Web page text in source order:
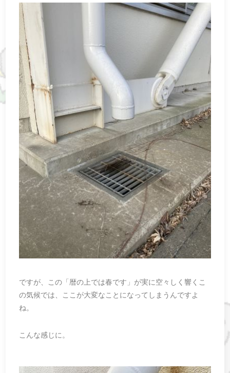
ですが、この「暦の上では春です」が実に空々しく響くこ
の気候では、ここが大変なことになってしまうんですよ
ね。
こんな感じに。